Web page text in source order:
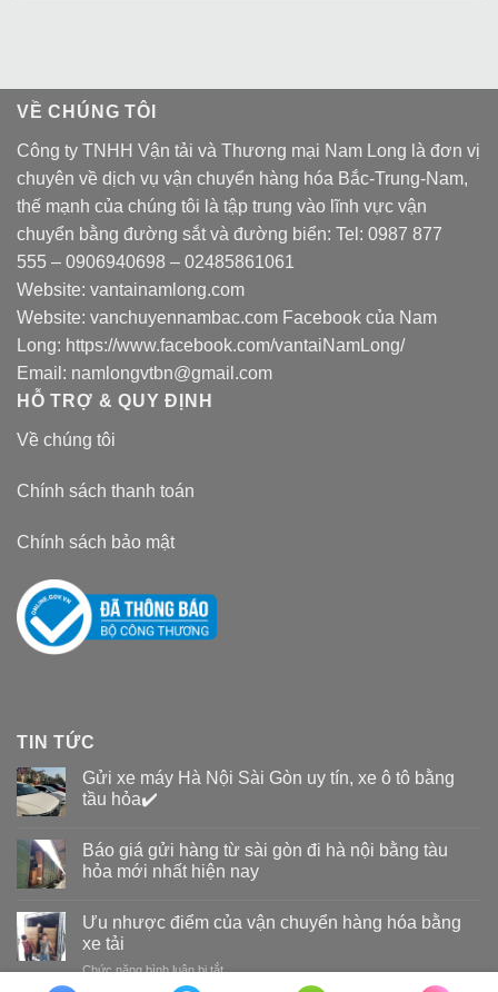
VỀ CHÚNG TÔI
Công ty TNHH Vận tải và Thương mại Nam Long là đơn vị
chuyên về dịch vụ vận chuyển hàng hóa Bắc-Trung-Nam,
thế mạnh của chúng tôi là tập trung vào lĩnh vực vận
chuyển bằng đường sắt và đường biển: Tel: 0987 877
555 – 0906940698 – 02485861061
Website: vantainamlong.com
Website: vanchuyennambac.com Facebook của Nam
Long: https://www.facebook.com/vantaiNamLong/
Email: namlongvtbn@gmail.com
HỖ TRỢ & QUY ĐỊNH
Về chúng tôi
Chính sách thanh toán
Chính sách bảo mật
TIN TỨC
Gửi xe máy Hà Nội Sài Gòn uy tín, xe ô tô bằng
tầu hỏa✔️
Báo giá gửi hàng từ sài gòn đi hà nội bằng tàu
hỏa mới nhất hiện nay
Ưu nhược điểm của vận chuyển hàng hóa bằng
xe tải
Chức năng bình luận bị tắtở